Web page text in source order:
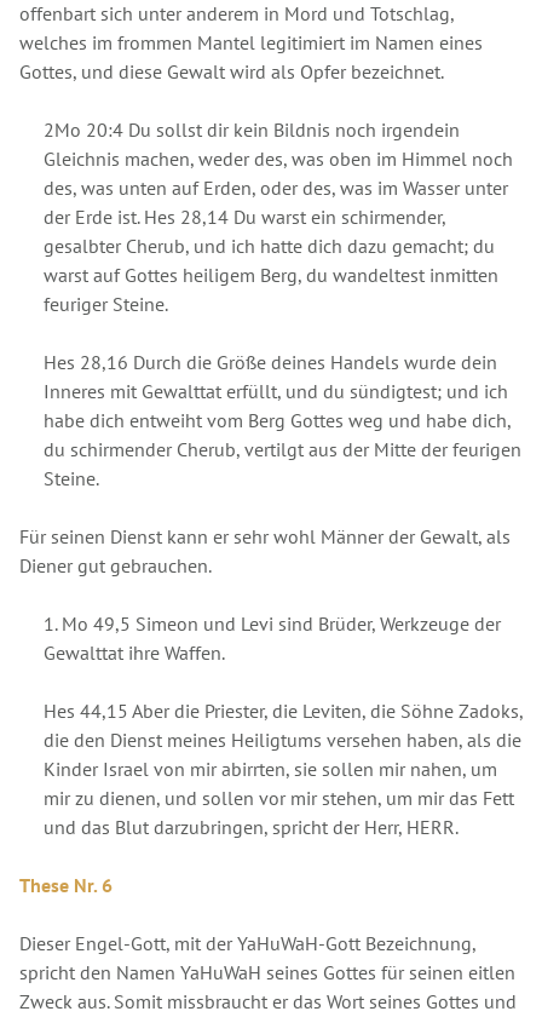
offenbart sich unter anderem in Mord und Totschlag,
welches im frommen Mantel legitimiert im Namen eines
Gottes, und diese Gewalt wird als Opfer bezeichnet.
2Mo 20:4 Du sollst dir kein Bildnis noch irgendein
Gleichnis machen, weder des, was oben im Himmel noch
des, was unten auf Erden, oder des, was im Wasser unter
der Erde ist. Hes 28,14 Du warst ein schirmender,
gesalbter Cherub, und ich hatte dich dazu gemacht; du
warst auf Gottes heiligem Berg, du wandeltest inmitten
feuriger Steine.
Hes 28,16 Durch die Größe deines Handels wurde dein
Inneres mit Gewalttat erfüllt, und du sündigtest; und ich
habe dich entweiht vom Berg Gottes weg und habe dich,
du schirmender Cherub, vertilgt aus der Mitte der feurigen
Steine.
Für seinen Dienst kann er sehr wohl Männer der Gewalt, als
Diener gut gebrauchen.
1. Mo 49,5 Simeon und Levi sind Brüder, Werkzeuge der
Gewalttat ihre Waffen.
Hes 44,15 Aber die Priester, die Leviten, die Söhne Zadoks,
die den Dienst meines Heiligtums versehen haben, als die
Kinder Israel von mir abirrten, sie sollen mir nahen, um
mir zu dienen, und sollen vor mir stehen, um mir das Fett
und das Blut darzubringen, spricht der Herr, HERR.
These Nr. 6
Dieser Engel-Gott, mit der YaHuWaH-Gott Bezeichnung,
spricht den Namen YaHuWaH seines Gottes für seinen eitlen
Zweck aus. Somit missbraucht er das Wort seines Gottes und